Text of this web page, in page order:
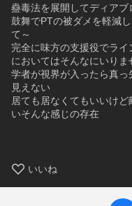
蠱毒法を展開してディア
鼓舞でPTの被ダメを軽減
て～
完全に味方の支援役でラ
においてはそんなにいりま
学者が視界が入ったら真
見えない
居ても居なくてもいいけ
いそんな感じの存在
いいね